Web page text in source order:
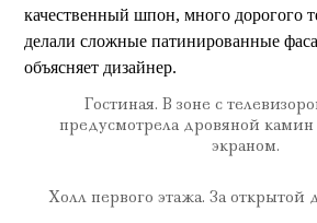
качественный шпон, много дорогого
делали сложные патинированные
объясняет дизайнер.
Гостиная. В зоне с
предусмотрела дровяной камин
экраном.
Холл первого этажа. За открытой